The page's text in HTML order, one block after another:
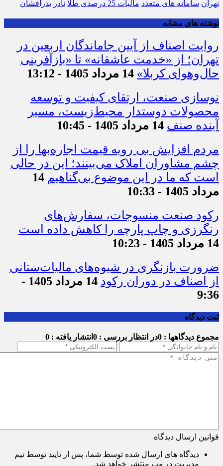
تهران سامانه های متعدد مالیات 25 درصدی طلا نادر بذرافشان
نوشته های مشابه
روایت اصناف از آیین جاماندگان اربعین در
تهران؛ از «خدمت عاشقانه» تا «بازآفرینی
حال‌وهوای کربلا» 14 مرداد 1405 - 13:12
نوسازی صنعت، ارتقای کیفیت و توسعه
محصولات دوستدار محیط‌زیست، مسیر
آینده صنف 14 مرداد 1405 - 10:45
مردم افزایش بی رویه قیمت اجاره‌بها را از
چشم مشاوران املاک می‌بینند؛ این در حالی
است که ما در این موضوع بی‌گناهیم 14
مرداد 1405 - 10:33
رکود صنعت منسوجات، سفارش‌های
رنگرزی و چاپ پارچه را کاهش داده است
14 مرداد 1405 - 10:23
ضرورت بازنگری در شیوه‌های مالیات‌ستانی
از اصناف در دوران رکود
14 مرداد 1405 -
9:36
ثبت دیدگاه
مجموع دیدگاهها : 0 در انتظار بررسی : 0 انتشار یافته : 0
قوانین ارسال دیدگاه
دیدگاه های ارسال شده توسط شما، پس از تایید توسط تیم
مدیریت در وب منتشر خواهد شد.